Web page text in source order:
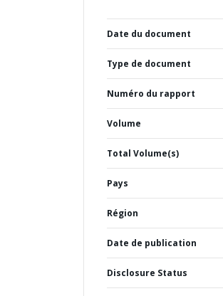
Date du document
Type de document
Numéro du rapport
Volume
Total Volume(s)
Pays
Région
Date de publication
Disclosure Status